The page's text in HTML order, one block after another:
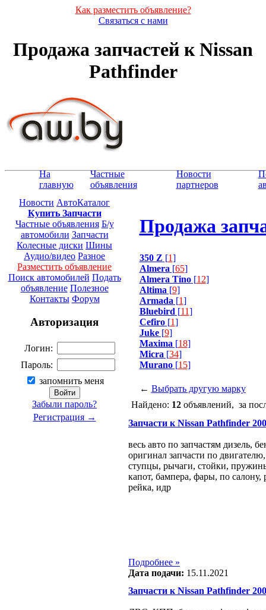
Как разместить объявление?
Связаться с нами
Продажа запчастей к Nissan
Pathfinder
На
главную
Частные
объявления
Новости
партнеров
Новости АвтоКаталог
Купить Запчасти
Частные объявления Б/у
автомобили Запчасти
Колесные диски Шины
Аудио/видео Разное
Разместить объявление
Поиск автомобилей Подать
объявление Полезное
Контакты Форум
Авторизация
Логин:
Пароль:
запомнить меня
Забыли пароль?
Регистрация →
Продажа
350 Z [1]
Almera [65]
Almera Tino[12]
Altima [9]
Armada [1]
Bluebird [11]
Cefiro[1]
Juke[9]
Maxima [18]
Micra [34]
Murano[15]
← Выбрать другую марку
Найдено: 12объявлений, за
Запчасти к Nissan Pathfinder
весь авто по запчастям дизель,
оригинал запчасти по
ступцы, рычаги, стойки,
капот, бампера, фары, по
рейка, идр
Подробнее »
Дата подачи: 15.11.2021
Запчасти к Nissan Pathfinder